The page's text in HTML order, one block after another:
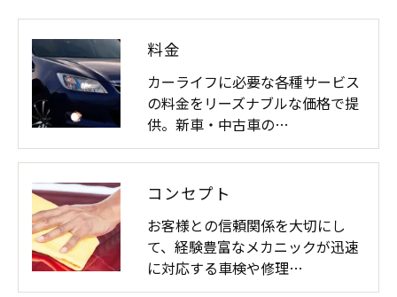
料金
カーライフに必要な各種サービス
の料金をリーズナブルな価格で提
供。新車・中古車の…
コンセプト
お客様との信頼関係を大切にし
て、経験豊富なメカニックが迅速
に対応する車検や修理…